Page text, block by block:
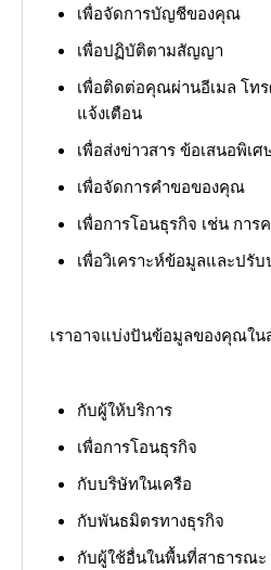
เพื่อจัดการบัญชีของคุณ
เพื่อปฏิบัติตามสัญญา
เพื่อติดต่อคุณผ่านอีเมล โท
แจ้งเตือน
เพื่อส่งข่าวสาร ข้อเสนอพิเ
เพื่อจัดการคำขอของคุณ
เพื่อการโอนธุรกิจ เช่น การ
เพื่อวิเคราะห์ข้อมูลและปรับ
เราอาจแบ่งปันข้อมูลของคุณใ
กับผู้ให้บริการ
เพื่อการโอนธุรกิจ
กับบริษัทในเครือ
กับพันธมิตรทางธุรกิจ
กับผู้ใช้อื่นในพื้นที่สาธารณะ